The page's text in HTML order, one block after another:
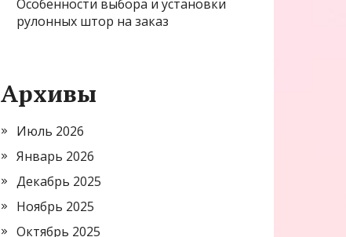
Особенности выбора и установки
рулонных штор на заказ
Архивы
Июль 2026
Январь 2026
Декабрь 2025
Ноябрь 2025
Октябрь 2025